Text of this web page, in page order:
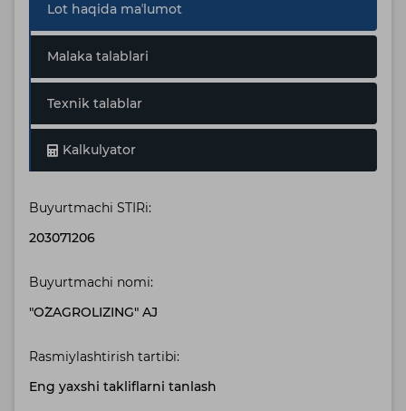
Lot haqida maʼlumot
Malaka talablari
Texnik talablar
Kalkulyator
Buyurtmachi STIRi:
203071206
Buyurtmachi nomi:
"O`ZAGROLIZING" AJ
Rasmiylashtirish tartibi:
Eng yaxshi takliflarni tanlash